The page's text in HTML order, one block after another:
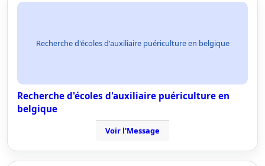
Recherche d'écoles d'auxiliaire puériculture en belgique
Recherche d'écoles d'auxiliaire puériculture en
belgique
Voir l'Message